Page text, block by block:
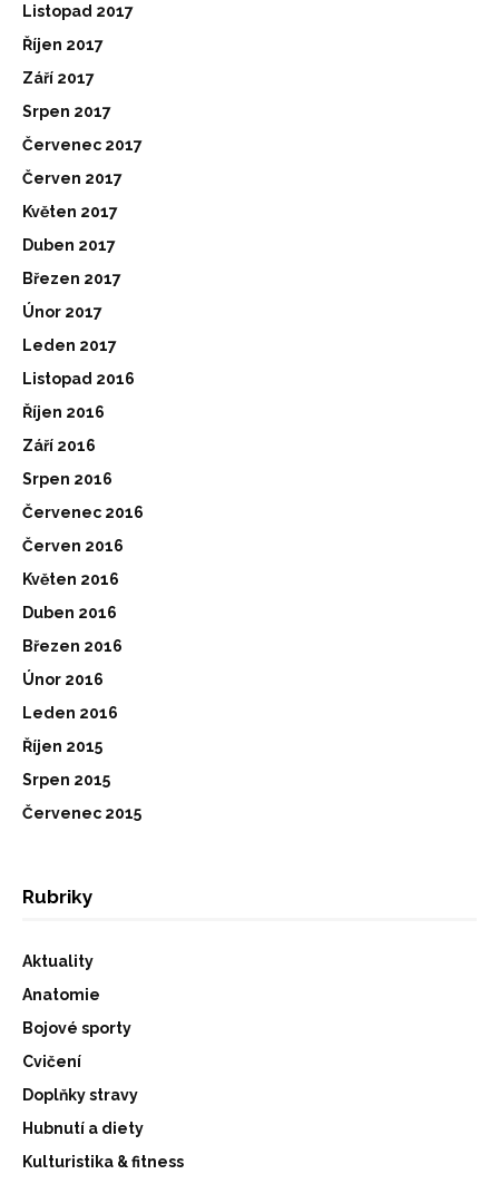
Listopad 2017
Říjen 2017
Září 2017
Srpen 2017
Červenec 2017
Červen 2017
Květen 2017
Duben 2017
Březen 2017
Únor 2017
Leden 2017
Listopad 2016
Říjen 2016
Září 2016
Srpen 2016
Červenec 2016
Červen 2016
Květen 2016
Duben 2016
Březen 2016
Únor 2016
Leden 2016
Říjen 2015
Srpen 2015
Červenec 2015
Rubriky
Aktuality
Anatomie
Bojové sporty
Cvičení
Doplňky stravy
Hubnutí a diety
Kulturistika & fitness